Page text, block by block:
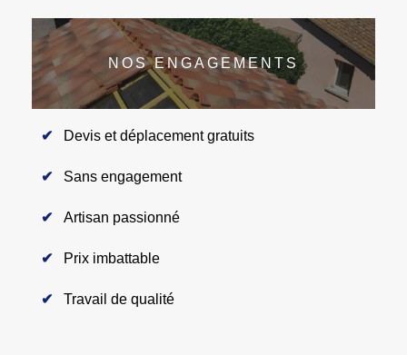
NOS ENGAGEMENTS
Devis et déplacement gratuits
Sans engagement
Artisan passionné
Prix imbattable
Travail de qualité